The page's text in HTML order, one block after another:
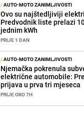
/AUTO-MOTO ZANIMLJIVOSTI
Ovo su najštedljiviji
Predvodnik liste prelazi
jednim kWh
PRIJE 1 DAN
/AUTO-MOTO ZANIMLJIVOSTI
Njemačka pokrenula
električne automobile:
prijava u prva tri mjeseca
PRIJE OKO 7H